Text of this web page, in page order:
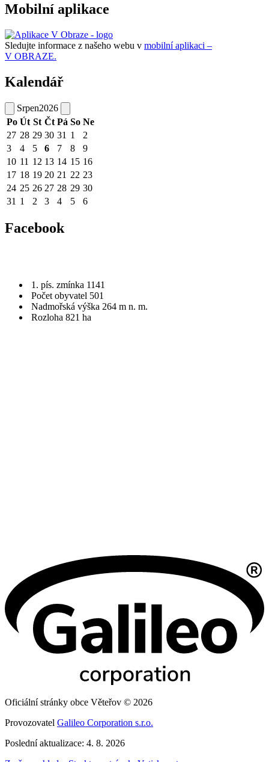
Mobilní aplikace
Sledujte informace z našeho webu v mobilní aplikaci –
V OBRAZE.
Kalendář
Srpen2026
Po Út St Čt Pá So Ne
27 28 29 30 31 1
2
3
4 5 6 7 8
9
10 11 12 13 14 15 16
17 18 19 20 21 22 23
24 25 26 27 28 29 30
31 1 2 3 4 5 6
Facebook
1. pís. zmínka 1141
Počet obyvatel 501
Nadmořská výška 264 m n. m.
Rozloha 821 ha
Oficiální stránky obce Věteřov © 2026
Provozovatel Galileo Corporation s.r.o.
Poslední aktualizace: 4. 8. 2026